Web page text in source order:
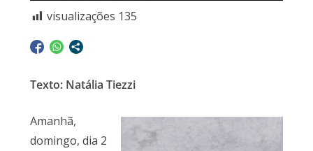
visualizações 135
Texto: Natália Tiezzi
Amanhã,
domingo, dia 2